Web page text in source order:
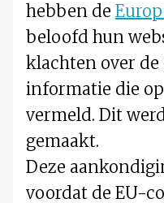
hebben de
beloofd hun
klachten over
informatie die
vermeld. Dit
gemaakt.
Deze
voordat de EU-